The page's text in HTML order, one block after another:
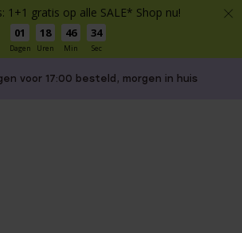
1+1 gratis op alle SALE* Shop nu!
01
Dagen
18
Uren
46
Min
33
Sec
voor 17:00 besteld, morgen in huis